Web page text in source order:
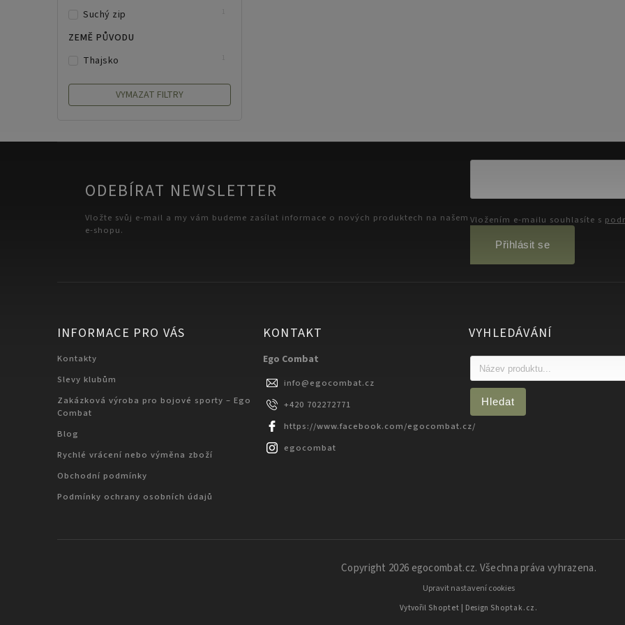
Suchý zip
ZEMĚ PŮVODU
Thajsko
VYMAZAT FILTRY
ODEBÍRAT NEWSLETTER
Vložte svůj e-mail a my vám budeme zasílat informace o nových produktech na našem
e-shopu.
Vložením e-mailu souhlasíte s
Přihlásit se
INFORMACE PRO VÁS
Kontakty
Slevy klubům
Zakázková výroba pro bojové sporty – Ego
Combat
Blog
Rychlé vrácení nebo výměna zboží
Obchodní podmínky
Podmínky ochrany osobních údajů
KONTAKT
Ego Combat
info@egocombat.cz
+420 702272771
https://www.facebook.com/egocombat.cz/
egocombat
VYHLEDÁVÁNÍ
Hledat
Copyright 2026 egocombat.cz. Všechna práva vyhrazena.
Upravit nastavení cookies
Vytvořil Shoptet | Design Shoptak.cz.